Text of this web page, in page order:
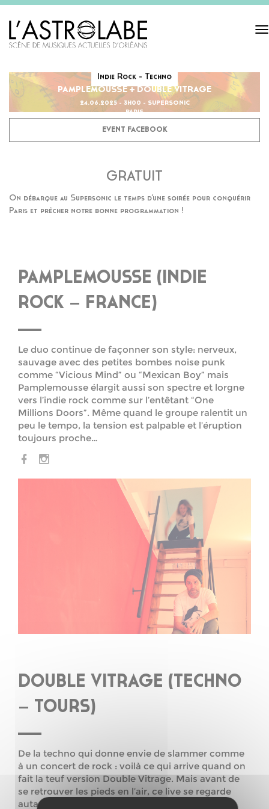
Indie Rock - Techno
PAMPLEMOUSSE + DOUBLE VITRAGE
24.06.2025 - 3H00 - SUPERSONIC
PARIS
EVENT FACEBOOK
GRATUIT
On débarque au Supersonic le temps d’une soirée pour conquérir
Paris et prêcher notre bonne programmation !
PAMPLEMOUSSE (INDIE
ROCK – FRANCE)
Le duo continue de façonner son style: nerveux,
sauvage avec des petites bombes noise punk
comme “Vicious Mind” ou “Mexican Boy” mais
Pamplemousse élargit aussi son spectre et lorgne
vers l’indie rock comme sur l’entêtant “One
Millions Doors”. Même quand le groupe ralentit un
peu le tempo, la tension est palpable et l’éruption
toujours proche…
DOUBLE VITRAGE (TECHNO
– TOURS)
De la techno qui donne envie de slammer comme
à un concert de rock : voilà ce qui arrive quand on
fait la teuf version Double Vitrage. Mais avant de
se retrouver les pieds en l’air, ce live se regarde
autant qu’il se